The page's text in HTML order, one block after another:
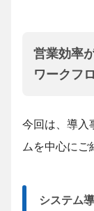
営業効率
ワークフ
今回は、導入
ムを中心にご
システム